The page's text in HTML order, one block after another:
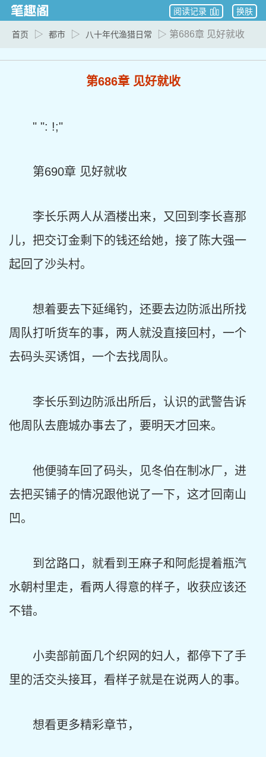
换肤
阅读记录
首页 ▷ 都市 ▷ 八十年代渔猎日常 ▷ 第686章 见好就收
第686章 见好就收
" ": !;"
第690章 见好就收
李长乐两人从酒楼出来，又回到李长喜那
儿，把交订金剩下的钱还给她，接了陈大强一
起回了沙头村。
想着要去下延绳钓，还要去边防派出所找
周队打听货车的事，两人就没直接回村，一个
去码头买诱饵，一个去找周队。
李长乐到边防派出所后，认识的武警告诉
他周队去鹿城办事去了，要明天才回来。
他便骑车回了码头，见冬伯在制冰厂，进
去把买铺子的情况跟他说了一下，这才回南山
凹。
到岔路口，就看到王麻子和阿彪提着瓶汽
水朝村里走，看两人得意的样子，收获应该还
不错。
小卖部前面几个织网的妇人，都停下了手
里的活交头接耳，看样子就是在说两人的事。
想看更多精彩章节，